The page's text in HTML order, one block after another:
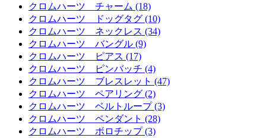
クロムハーツ チャーム (18)
クロムハーツ ドッグタグ (10)
クロムハーツ ネックレス (34)
クロムハーツ バングル (9)
クロムハーツ ピアス (17)
クロムハーツ ピンバッチ (4)
クロムハーツ ブレスレット (47)
クロムハーツ ペアリング (2)
クロムハーツ ベルトループ (3)
クロムハーツ ペンダント (28)
クロムハーツ ボロチップ (3)